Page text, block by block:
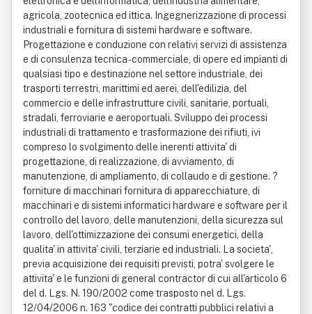
agricola, zootecnica ed ittica. Ingegnerizzazione di processi
industriali e fornitura di sistemi hardware e software.
Progettazione e conduzione con relativi servizi di assistenza
e di consulenza tecnica - commerciale, di opere ed impianti di
qualsiasi tipo e destinazione nel settore industriale, dei
trasporti terrestri, marittimi ed aerei, dell'edilizia, del
commercio e delle infrastrutture civili, sanitarie, portuali,
stradali, ferroviarie e aeroportuali. Sviluppo dei processi
industriali di trattamento e trasformazione dei rifiuti, ivi
compreso lo svolgimento delle inerenti attivita' di
progettazione, di realizzazione, di avviamento, di
manutenzione, di ampliamento, di collaudo e di gestione. ?
forniture di macchinari fornitura di apparecchiature, di
macchinari e di sistemi informatici hardware e software per il
controllo del lavoro, delle manutenzioni, della sicurezza sul
lavoro, dell'ottimizzazione dei consumi energetici, della
qualita' in attivita' civili, terziarie ed industriali. La societa',
previa acquisizione dei requisiti previsti, potra' svolgere le
attivita' e le funzioni di general contractor di cui all'articolo 6
del d. Lgs. N. 190/2002 come trasposto nel d. Lgs.
12/04/2006 n. 163 "codice dei contratti pubblici relativi a